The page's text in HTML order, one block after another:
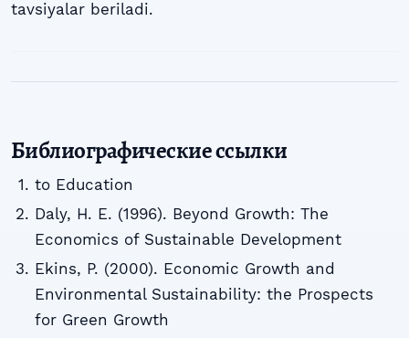
tavsiyalar beriladi.
Библиографические ссылки
to Education
Daly, H. E. (1996). Beyond Growth: The
Economics of Sustainable Development
Ekins, P. (2000). Economic Growth and
Environmental Sustainability: the Prospects
for Green Growth